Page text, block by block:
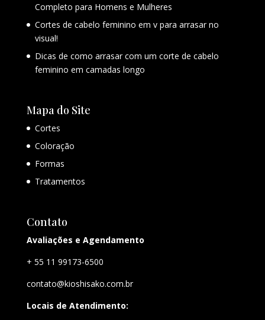
Completo para Homens e Mulheres
Cortes de cabelo feminino em v para arrasar no
visual!
Dicas de como arrasar com um corte de cabelo
feminino em camadas longo
Mapa do Site
Cortes
Coloração
Formas
Tratamentos
Contato
Avaliações e Agendamento
+ 55 11 99173-6500
contato@kioshisako.com.br
Locais de Atendimento: